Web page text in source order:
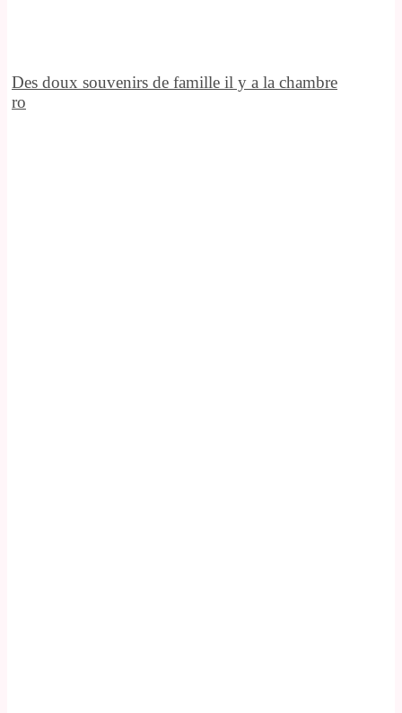
Des doux souvenirs de famille il y a la chambre
ro